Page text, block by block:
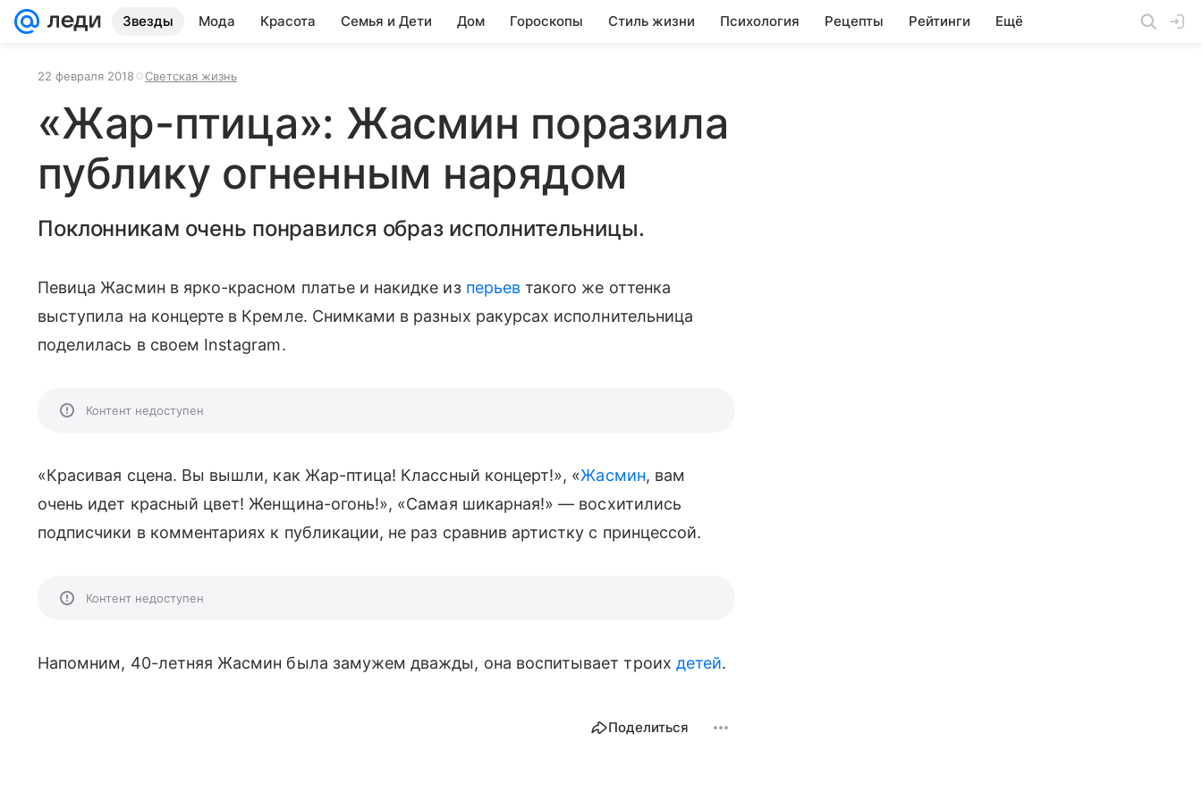
Звезды Мода Красота Семья и Дети Дом Гороскопы Стиль жизни Психология Рецепты Рейтинги Ещё
22 февраля 2018 Светская жизнь
«Жар-птица»: Жасмин поразила
публику огненным нарядом
Поклонникам очень понравился образ исполнительницы.
Певица Жасмин в ярко-красном платье и накидке из перьевтакого же оттенка
выступила на концерте в Кремле. Снимками в разных ракурсах исполнительница
поделилась в своем Instagram.
Контент недоступен
«Красивая сцена. Вы вышли, как Жар-птица! Классный концерт!», «Жасмин, вам
очень идет красный цвет! Женщина-огонь!», «Самая шикарная!» — восхитились
подписчики в комментариях к публикации, не раз сравнив артистку с принцессой.
Контент недоступен
Напомним, 40-летняя Жасмин была замужем дважды, она воспитывает троих детей.
Поделиться